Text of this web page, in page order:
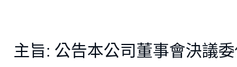
主旨: 公告本公司董事會決議